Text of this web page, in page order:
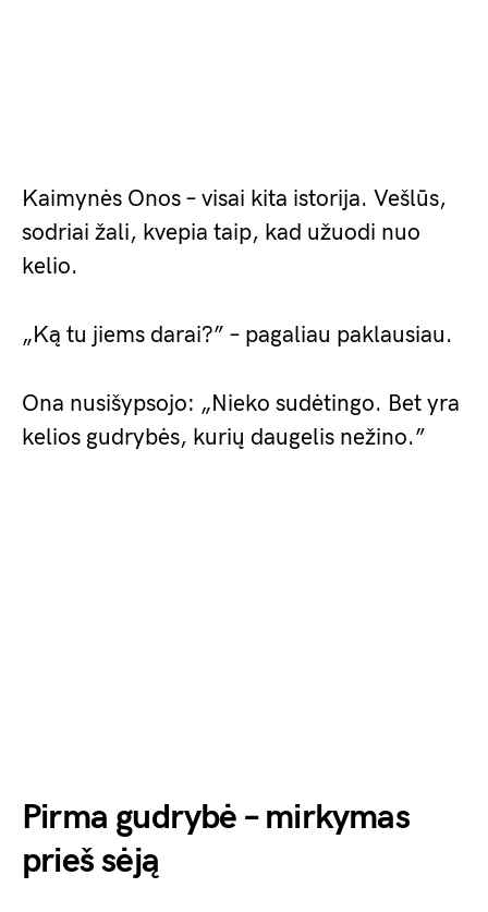
Kaimynės Onos – visai kita istorija. Vešlūs,
sodriai žali, kvepia taip, kad užuodi nuo
kelio.
„Ką tu jiems darai?” – pagaliau paklausiau.
Ona nusišypsojo: „Nieko sudėtingo. Bet yra
kelios gudrybės, kurių daugelis nežino.”
Pirma gudrybė – mirkymas
prieš sėją